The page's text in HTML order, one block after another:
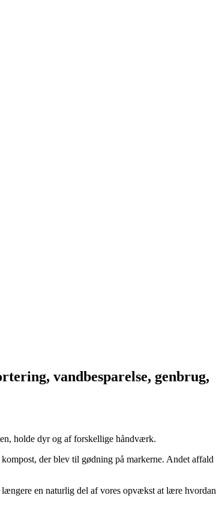
vandbesparelse, genbrug,
holde dyr og af forskellige håndværk.
der blev til gødning på markerne. Andet affald
en naturlig del af vores opvækst at lære hvordan